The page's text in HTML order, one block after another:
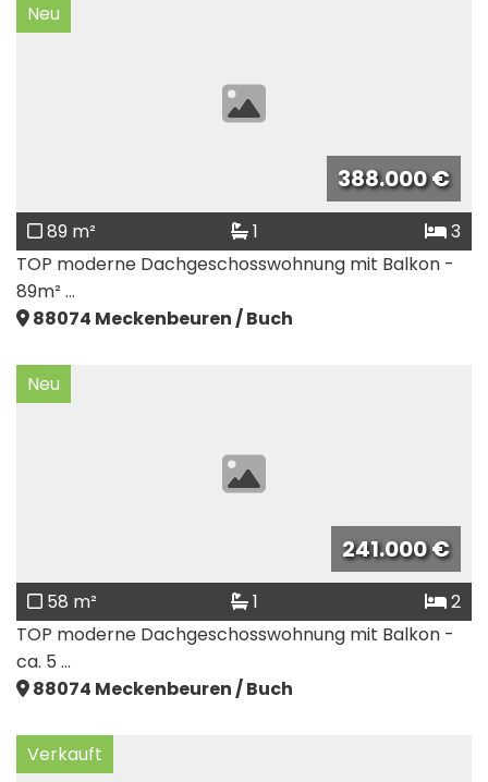
Neu
388.000 €
89 m² 1
3
TOP moderne Dachgeschosswohnung mit Balkon -
89m² ...
88074 Meckenbeuren / Buch
Neu
241.000 €
58 m² 1
2
TOP moderne Dachgeschosswohnung mit Balkon -
ca. 5 ...
88074 Meckenbeuren / Buch
Verkauft